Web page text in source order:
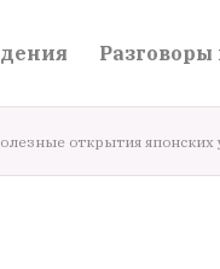
Разговоры
открытия